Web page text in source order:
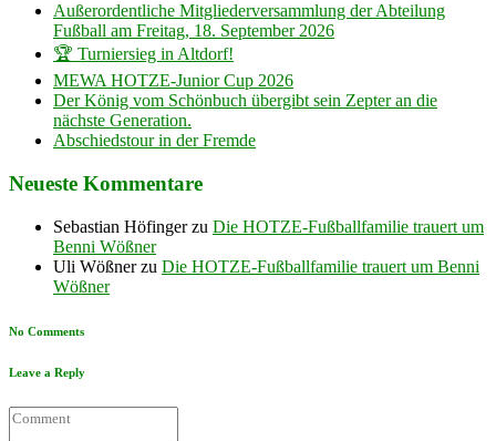
Außerordentliche Mitgliederversammlung der Abteilung
Fußball am Freitag, 18. September 2026
🏆 Turniersieg in Altdorf!
MEWA HOTZE-Junior Cup 2026
Der König vom Schönbuch übergibt sein Zepter an die
nächste Generation.
Abschiedstour in der Fremde
Neueste Kommentare
Sebastian Höfingerzu Die HOTZE-Fußballfamilie trauert um
Benni Wößner
Uli Wößnerzu Die HOTZE-Fußballfamilie trauert um Benni
Wößner
No Comments
Leave a Reply